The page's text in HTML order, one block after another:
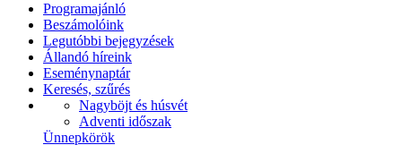
Programajánló
Beszámolóink
Legutóbbi bejegyzések
Állandó híreink
Eseménynaptár
Keresés, szűrés
Nagyböjt és húsvét
Adventi időszak
Ünnepkörök